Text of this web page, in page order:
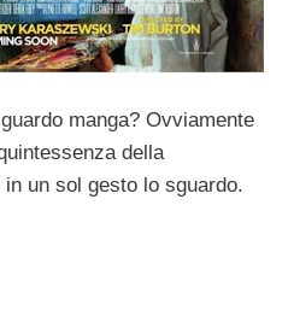
manga? Ovviamente
della
un sol gesto lo sguardo.